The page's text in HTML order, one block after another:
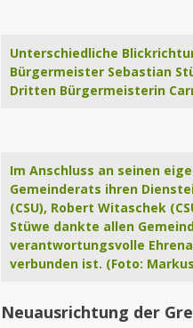
Unterschiedliche
Bürgermeister Sebastian
Dritten Bürgermeisterin
Im Anschluss an seinen
Gemeinderats ihren
(CSU), Robert Witaschek
Stüwe dankte allen
verantwortungsvolle
verbunden ist. (Foto:
Neuausrichtung der